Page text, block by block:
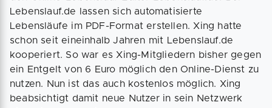
Lebenslauf.de lassen sich automatisierte
Lebensläufe im PDF-Format erstellen. Xing hatte
schon seit eineinhalb Jahren mit Lebenslauf.de
kooperiert. So war es Xing-Mitgliedern bisher gegen
ein Entgelt von 6 Euro möglich den Online-Dienst zu
nutzen. Nun ist das auch kostenlos möglich. Xing
beabsichtigt damit neue Nutzer in sein Netzwerk